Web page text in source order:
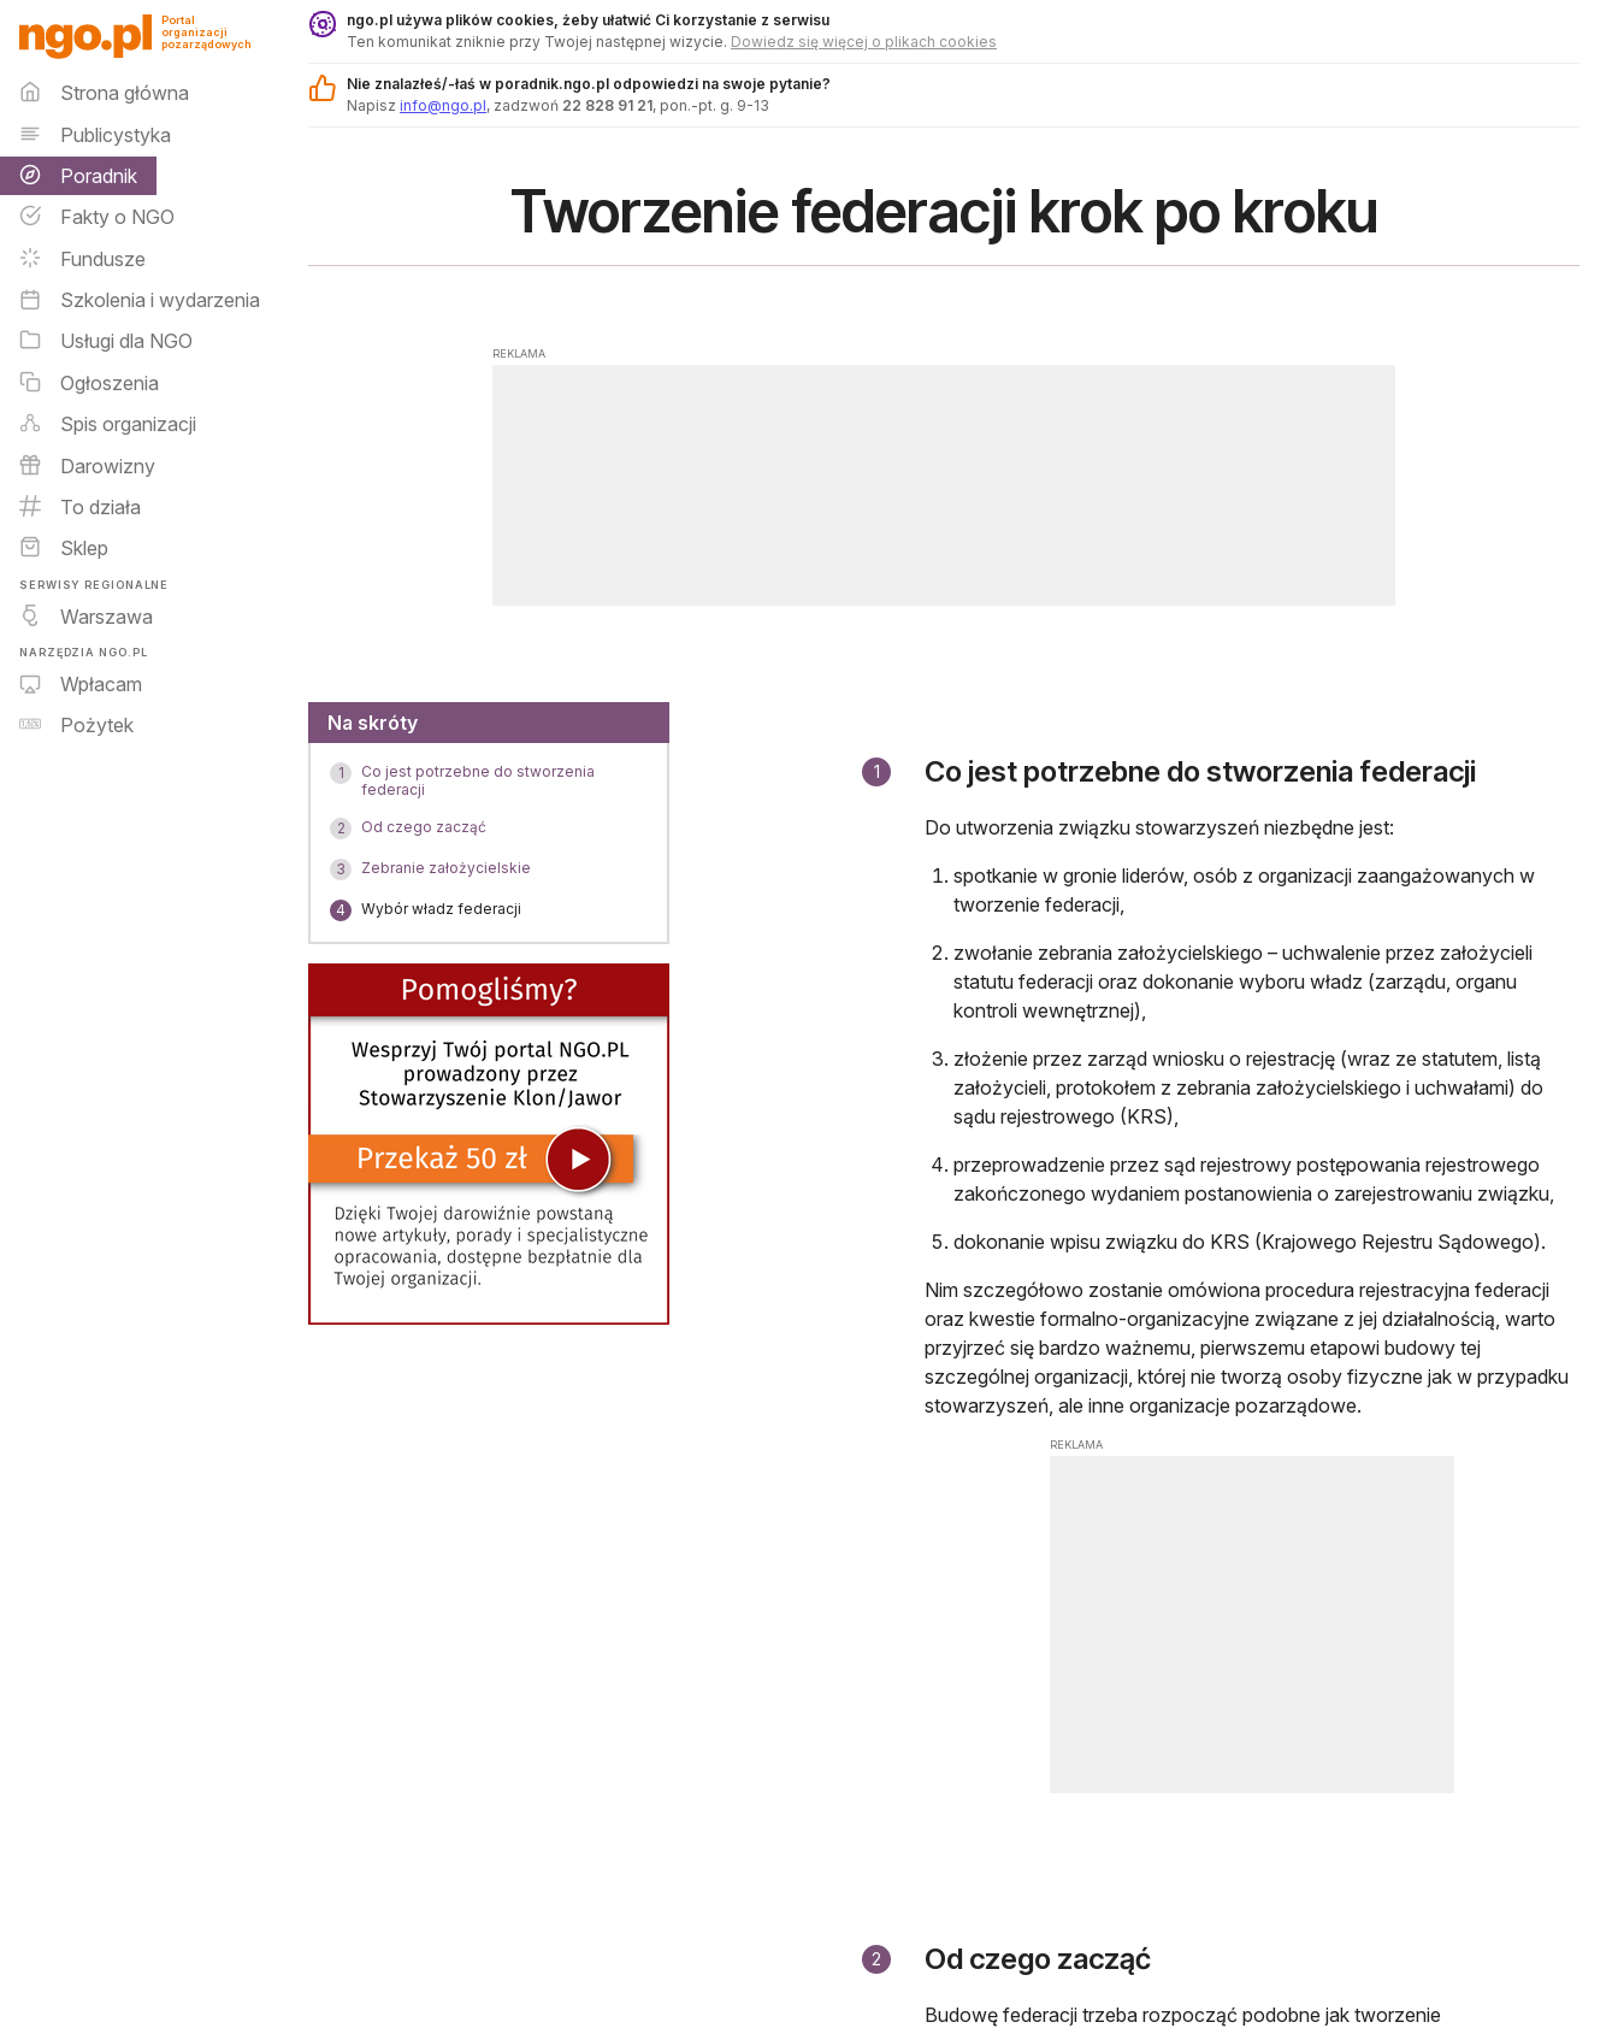
Poradnik - ngo.pl
Portal
organizacji
pozarządowych
Menu główne
Strona główna
Publicystyka
Poradnik
Fakty o NGO
Fundusze
Szkolenia i wydarzenia
Usługi dla NGO
Ogłoszenia
Spis organizacji
Darowizny
To działa
Sklep
SERWISY REGIONALNE
Warszawa
NARZĘDZIA NGO.PL
Wpłacam
Pożytek
ngo.pl używa plików cookies, żeby ułatwić Ci korzystanie z serwisu
Ten komunikat zniknie przy Twojej następnej wizycie. Dowiedz się więcej o plikach cookies
Nie znalazłeś/-łaś w poradnik.ngo.pl odpowiedzi na swoje pytanie?
Napisz info@ngo.pl, zadzwoń 22 828 91 21, pon.-pt. g. 9-13
Tworzenie federacji krok po kroku
REKLAMA
Menu
Na skróty
1
Co jest potrzebne do stworzenia
federacji
2 Od czego zacząć
3 Zebranie założycielskie
4 Wybór władz federacji
1 Co jest potrzebne do stworzenia federacji
Do utworzenia związku stowarzyszeń niezbędne jest:
spotkanie w gronie liderów, osób z organizacji zaangażowanych w
tworzenie federacji,
zwołanie zebrania założycielskiego – uchwalenie przez założycieli
statutu federacji oraz dokonanie wyboru władz (zarządu, organu
kontroli wewnętrznej),
złożenie przez zarząd wniosku o rejestrację (wraz ze statutem, listą
założycieli, protokołem z zebrania założycielskiego i uchwałami) do
sądu rejestrowego (KRS),
przeprowadzenie przez sąd rejestrowy postępowania rejestrowego
zakończonego wydaniem postanowienia o zarejestrowaniu związku,
dokonanie wpisu związku do KRS (Krajowego Rejestru Sądowego).
Nim szczegółowo zostanie omówiona procedura rejestracyjna federacji
oraz kwestie formalno-organizacyjne związane z jej działalnością, warto
przyjrzeć się bardzo ważnemu, pierwszemu etapowi budowy tej
szczególnej organizacji, której nie tworzą osoby fizyczne jak w przypadku
stowarzyszeń, ale inne organizacje pozarządowe.
REKLAMA
2 Od czego zacząć
Budowę federacji trzeba rozpocząć podobne jak tworzenie